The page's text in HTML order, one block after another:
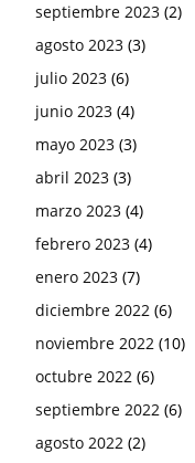
septiembre 2023 (2)
agosto 2023 (3)
julio 2023 (6)
junio 2023 (4)
mayo 2023 (3)
abril 2023 (3)
marzo 2023 (4)
febrero 2023 (4)
enero 2023 (7)
diciembre 2022 (6)
noviembre 2022 (10)
octubre 2022 (6)
septiembre 2022 (6)
agosto 2022 (2)